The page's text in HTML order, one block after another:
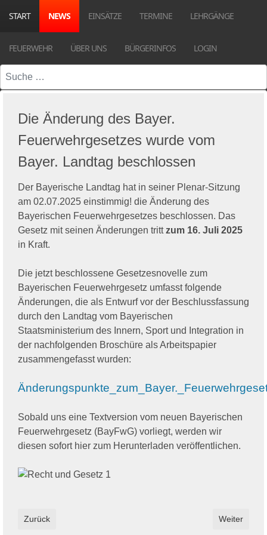
START NEWS EINSÄTZE TERMINE LEHRGÄNGE
FEUERWEHR ÜBER UNS BÜRGERINFOS LOGIN
Suchen
Die Änderung des Bayer.
Feuerwehrgesetzes wurde vom
Bayer. Landtag beschlossen
Der Bayerische Landtag hat in seiner Plenar-Sitzung
am 02.07.2025 einstimmig! die Änderung des
Bayerischen Feuerwehrgesetzes beschlossen. Das
Gesetz mit seinen Änderungen trittzum 16. Juli 2025
in Kraft.
Die jetzt beschlossene Gesetzesnovelle zum
Bayerischen Feuerwehrgesetz umfasst folgende
Änderungen, die als Entwurf vor der Beschlussfassung
durch den Landtag vom Bayerischen
Staatsministerium des Innern, Sport und Integration in
der nachfolgenden Broschüre als Arbeitspapier
zusammengefasst wurden:
Sobald uns eine Textversion vom neuen Bayerischen
Feuerwehrgesetz (BayFwG) vorliegt, werden wir
diesen sofort hier zum Herunterladen veröffentlichen.
Vorheriger Beitrag: Übergabe neuer Atemschutzgeräte an die
Zurück Nächster
Weiter